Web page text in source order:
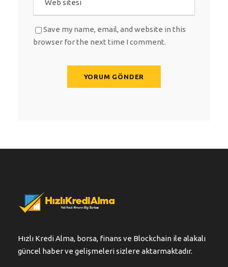
Save my name, email, and website in this
browser for the next time I comment.
Hızlı Kredi Alma, borsa, finans ve Blockchain ile alakalı
güncel haber ve gelişmeleri sizlere aktarmaktadır.